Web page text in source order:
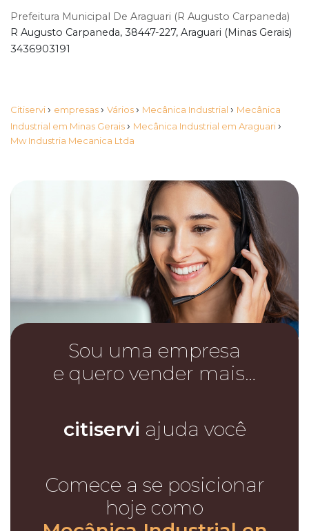
Prefeitura Municipal De Araguari (R Augusto Carpaneda)
R Augusto Carpaneda, 38447-227, Araguari (Minas Gerais)
3436903191
Citiservi › empresas › Vários › Mecânica Industrial › Mecânica
Industrial em Minas Gerais › Mecânica Industrial em Araguari ›
Mw Industria Mecanica Ltda
Sou uma empresa
e quero vender mais…
citiservi ajuda você
Comece a se posicionar
hoje como